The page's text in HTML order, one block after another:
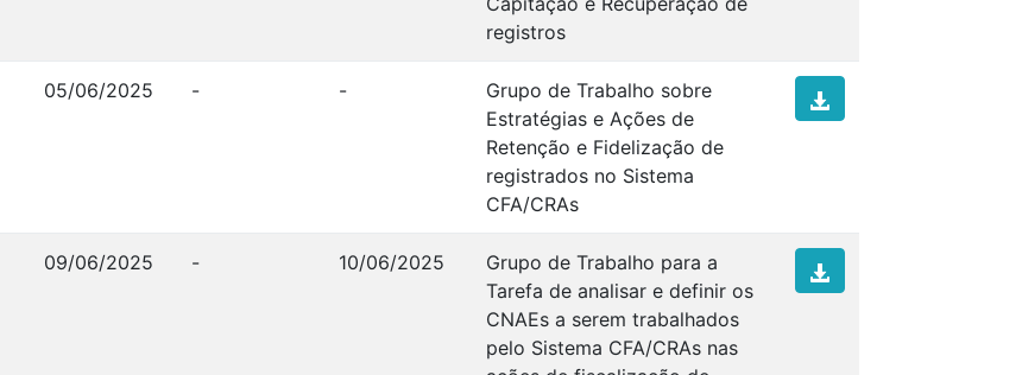
registros
05/06/2025 - -
Grupo de Trabalho sobre
Estratégias e Ações de
Retenção e Fidelização de
registrados no Sistema
CFA/CRAs
09/06/2025 - 10/06/2025
Grupo de Trabalho para a
Tarefa de analisar e definir os
CNAEs a serem trabalhados
pelo Sistema CFA/CRAs nas